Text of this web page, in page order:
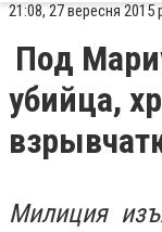
21:08, 27 вересня 2015
Под
убийца,
Милиция